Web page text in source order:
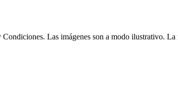
Las imágenes son a modo ilustrativo.